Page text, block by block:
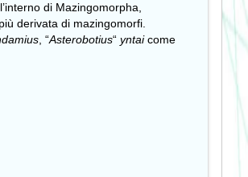
di Mazingomorpha,
derivata di mazingomorfi.
, “Asterobotius“ yntai come